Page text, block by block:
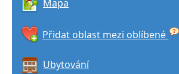
Mapa
Přidat oblast mezi oblíbené
Ubytování